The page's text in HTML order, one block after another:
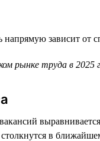
зависит от
рынке труда в 2025
в